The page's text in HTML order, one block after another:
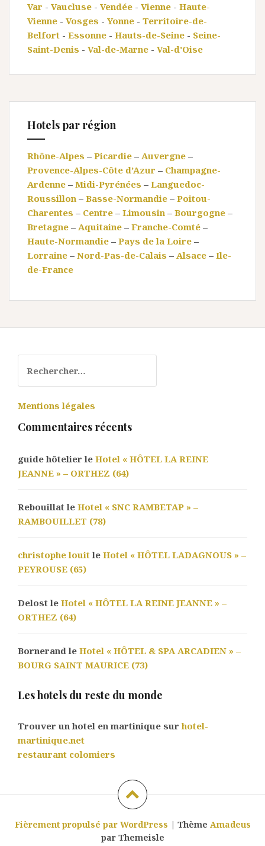
Var - Vaucluse - Vendée - Vienne - Haute-
Vienne - Vosges - Yonne - Territoire-de-
Belfort - Essonne - Hauts-de-Seine - Seine-
Saint-Denis - Val-de-Marne - Val-d'Oise
Hotels par région
Rhône-Alpes – Picardie – Auvergne –
Provence-Alpes-Côte d’Azur – Champagne-
Ardenne – Midi-Pyrénées – Languedoc-
Roussillon – Basse-Normandie – Poitou-
Charentes – Centre – Limousin – Bourgogne –
Bretagne – Aquitaine – Franche-Comté –
Haute-Normandie – Pays de la Loire –
Lorraine – Nord-Pas-de-Calais – Alsace – Ile-
de-France
Mentions légales
Commentaires récents
guide hôtelier le Hotel « HÔTEL LA REINE
JEANNE » – ORTHEZ (64)
Rebouillat le Hotel « SNC RAMBETAP » –
RAMBOUILLET (78)
christophe louitle Hotel « HÔTEL LADAGNOUS » –
PEYROUSE (65)
Delost le Hotel « HÔTEL LA REINE JEANNE » –
ORTHEZ (64)
Bornerand le Hotel « HÔTEL & SPA ARCADIEN » –
BOURG SAINT MAURICE (73)
Les hotels du reste du monde
Trouver un hotel en martinique surhotel-
martinique.net
restaurant colomiers
Fièrement propulsé par WordPress | Thème Amadeus
par Themeisle